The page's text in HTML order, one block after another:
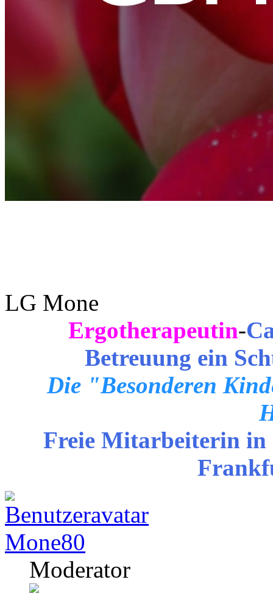
LG Mone
Ergotherapeutin-
Betreuung ein
Die "Besonderen
Freie Mitarbeiterin in
Mone80
Moderator